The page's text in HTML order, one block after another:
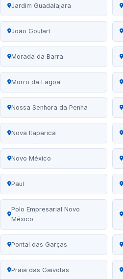
Jardim Guadalajara
João Goulart
Morada da Barra
Morro da Lagoa
Nossa Senhora da Penha
Nova Itaparica
Novo México
Paul
Polo Empresarial Novo
México
Pontal das Garças
Praia das Gaivotas